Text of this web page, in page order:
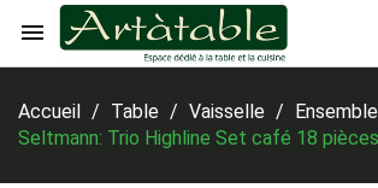

Accueil
Table Vaisselle
Seltmann: Trio Highline Set café 18 pièces